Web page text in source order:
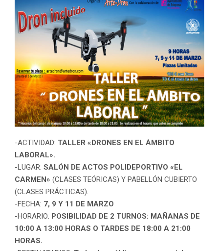
-ACTIVIDAD: TALLER «DRONES EN EL ÁMBITO
LABORAL».
-LUGAR: SALÓN DE ACTOS POLIDEPORTIVO «EL
CARMEN» (CLASES TEÓRICAS) Y PABELLÓN CUBIERTO
(CLASES PRÁCTICAS).
-FECHA: 7, 9 Y 11 DE MARZO
-HORARIO: POSIBILIDAD DE 2 TURNOS: MAÑANAS DE
10:00 A 13:00 HORAS O TARDES DE 18:00 A 21:00
HORAS.